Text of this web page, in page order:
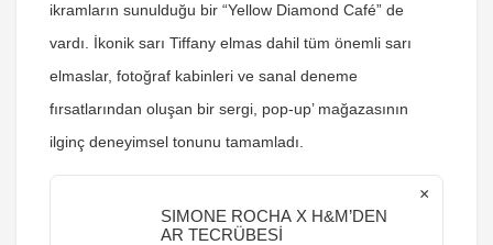
ikramların sunulduğu bir “Yellow Diamond Café” de
vardı. İkonik sarı Tiffany elmas dahil tüm önemli sarı
elmaslar, fotoğraf kabinleri ve sanal deneme
fırsatlarından oluşan bir sergi, pop-up’ mağazasının
ilginç deneyimsel tonunu tamamladı.
SIMONE ROCHA X H&M’DEN
AR TECRÜBESİ
×